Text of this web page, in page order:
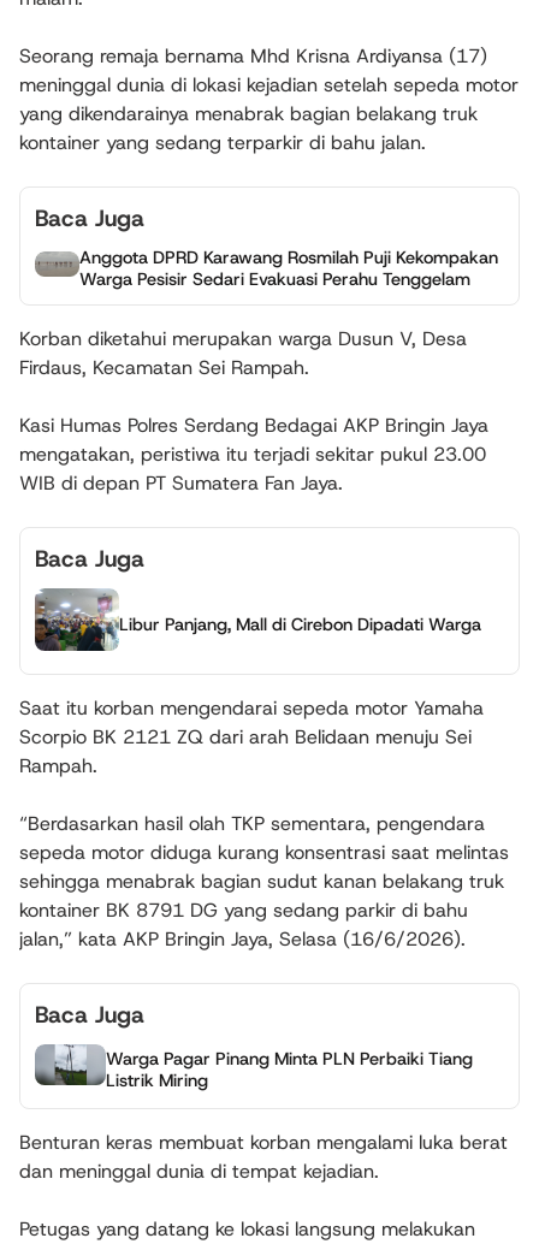
Seorang remaja bernama Mhd Krisna Ardiyansa (17)
meninggal dunia di lokasi kejadian setelah sepeda motor
yang dikendarainya menabrak bagian belakang truk
kontainer yang sedang terparkir di bahu jalan.
Baca Juga
Anggota DPRD Karawang Rosmilah Puji Kekompakan
Warga Pesisir Sedari Evakuasi Perahu Tenggelam
Korban diketahui merupakan warga Dusun V, Desa
Firdaus, Kecamatan Sei Rampah.
Kasi Humas Polres Serdang Bedagai AKP Bringin Jaya
mengatakan, peristiwa itu terjadi sekitar pukul 23.00
WIB di depan PT Sumatera Fan Jaya.
Baca Juga
Libur Panjang, Mall di Cirebon Dipadati Warga
Saat itu korban mengendarai sepeda motor Yamaha
Scorpio BK 2121 ZQ dari arah Belidaan menuju Sei
Rampah.
“Berdasarkan hasil olah TKP sementara, pengendara
sepeda motor diduga kurang konsentrasi saat melintas
sehingga menabrak bagian sudut kanan belakang truk
kontainer BK 8791 DG yang sedang parkir di bahu
jalan,” kata AKP Bringin Jaya, Selasa (16/6/2026).
Baca Juga
Warga Pagar Pinang Minta PLN Perbaiki Tiang
Listrik Miring
Benturan keras membuat korban mengalami luka berat
dan meninggal dunia di tempat kejadian.
Petugas yang datang ke lokasi langsung melakukan